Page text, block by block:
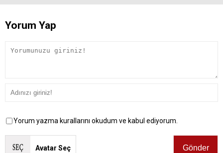
Yorum Yap
Yorum yazma kurallarını okudum ve kabul ediyorum.
Avatar Seç